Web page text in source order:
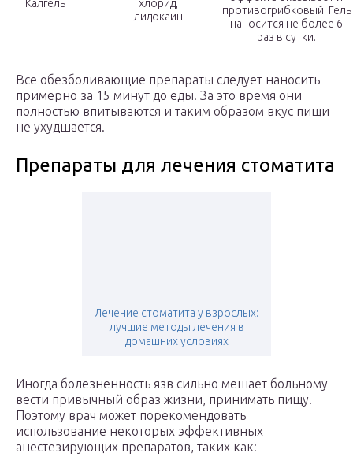
Калгель
хлорид,
лидокаин
противогрибковый. Гель
наносится не более 6
раз в сутки.
Все обезболивающие препараты следует наносить
примерно за 15 минут до еды. За это время они
полностью впитываются и таким образом вкус пищи
не ухудшается.
Препараты для лечения стоматита
Лечение стоматита у взрослых:
лучшие методы лечения в
домашних условиях
Иногда болезненность язв сильно мешает больному
вести привычный образ жизни, принимать пищу.
Поэтому врач может порекомендовать
использование некоторых эффективных
анестезирующих препаратов, таких как: